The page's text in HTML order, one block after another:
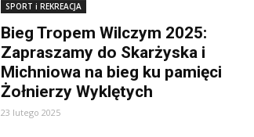
SPORT i REKREACJA
Bieg Tropem Wilczym 2025:
Zapraszamy do Skarżyska i
Michniowa na bieg ku pamięci
Żołnierzy Wyklętych
23 lutego 2025